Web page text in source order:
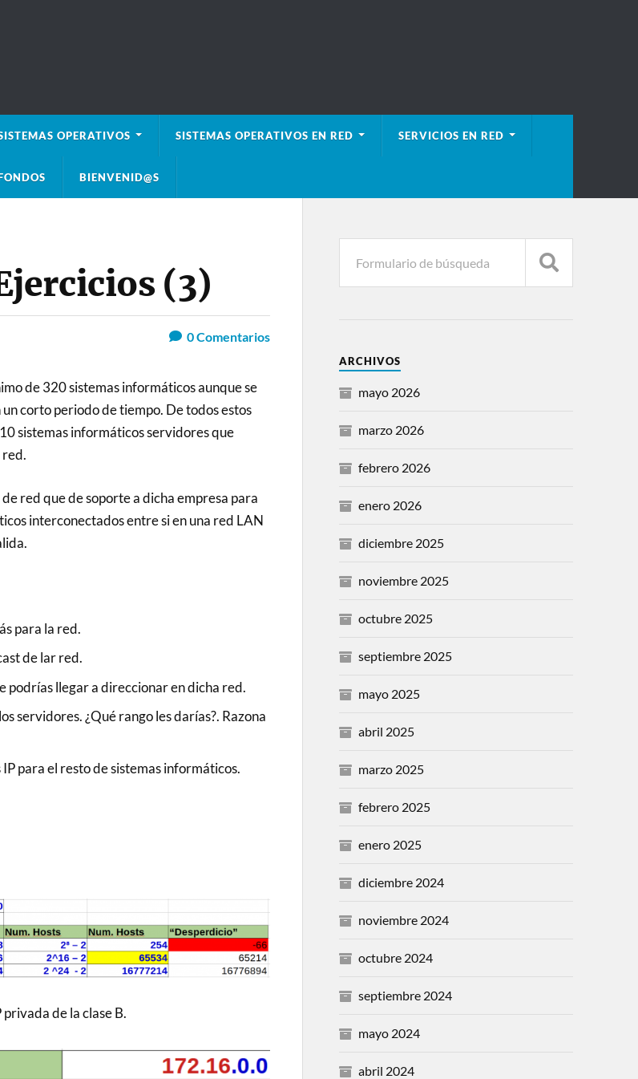
OPERATIVOS SISTEMAS OPERATIVOS EN RED SERVICIOS EN RED
BIENVENID@S
(3)
0Comentarios
de 320 sistemas informáticos aunque se
corto periodo de tiempo. De todos estos
sistemas informáticos servidores que
red.
red que de soporte a dicha empresa para
interconectados entre si en una red LAN
para la red.
de lar red.
podrías llegar a direccionar en dicha red.
servidores. ¿Qué rango les darías?. Razona
para el resto de sistemas informáticos.
de la clase B.
ARCHIVOS
mayo 2026
marzo 2026
febrero 2026
enero 2026
diciembre 2025
noviembre 2025
octubre 2025
septiembre 2025
mayo 2025
abril 2025
marzo 2025
febrero 2025
enero 2025
diciembre 2024
noviembre 2024
octubre 2024
septiembre 2024
mayo 2024
abril 2024